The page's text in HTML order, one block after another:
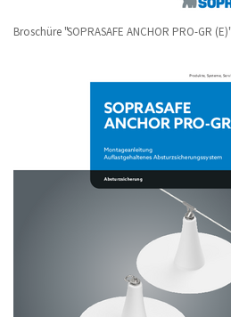
Broschüre "SOPRASAFE ANCHOR PRO-GR (E)"